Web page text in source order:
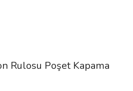
Rulosu Poşet Kapama